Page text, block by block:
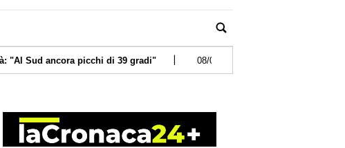
picchi di 39 gradi"| 08/08/2026 - Sos anziani per truffe telefoniche?